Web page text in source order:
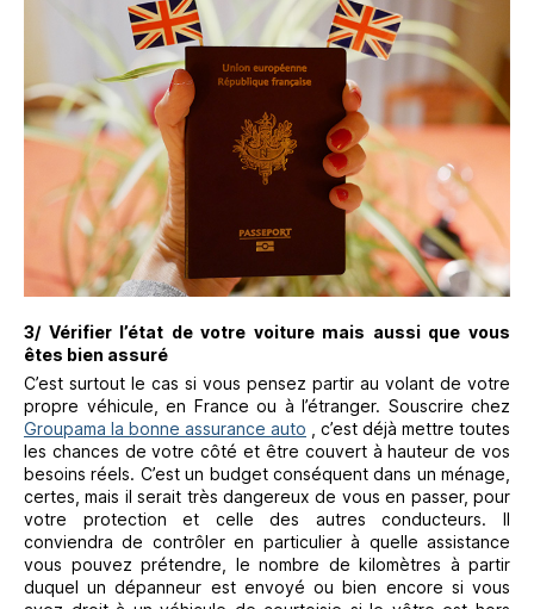
3/ Vérifier l’état de votre voiture mais aussi que vous
êtes bien assuré
C’est surtout le cas si vous pensez partir au volant de votre
propre véhicule, en France ou à l’étranger. Souscrire chez
Groupama la bonne assurance auto , c’est déjà mettre toutes
les chances de votre côté et être couvert à hauteur de vos
besoins réels. C’est un budget conséquent dans un ménage,
certes, mais il serait très dangereux de vous en passer, pour
votre protection et celle des autres conducteurs. Il
conviendra de contrôler en particulier à quelle assistance
vous pouvez prétendre, le nombre de kilomètres à partir
duquel un dépanneur est envoyé ou bien encore si vous